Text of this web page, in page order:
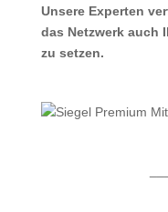
Unsere Experten
das Netzwerk auch
zu setzen.